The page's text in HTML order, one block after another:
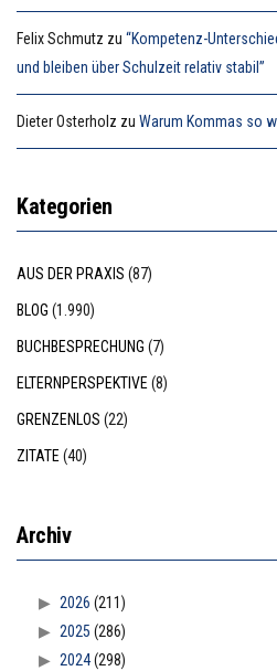
Felix Schmutz zu “Kompetenz-
und bleiben über Schulzeit relativ stabil”
Dieter Osterholz zu Warum Kommas so
Kategorien
AUS DER PRAXIS (87)
BLOG (1.990)
BUCHBESPRECHUNG (7)
ELTERNPERSPEKTIVE (8)
GRENZENLOS (22)
ZITATE (40)
Archiv
2026 (211)
2025 (286)
2024(298)